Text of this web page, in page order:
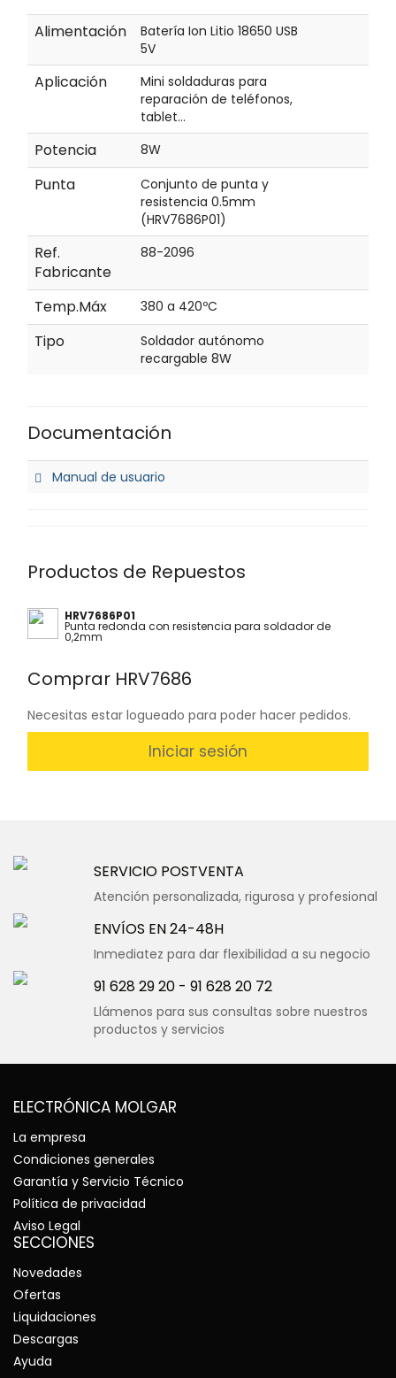
Alimentación
Batería Ion Litio 18650 USB
5V
Aplicación
Mini soldaduras para
reparación de teléfonos,
tablet...
Potencia 8W
Punta
Conjunto de punta y
resistencia 0.5mm
(HRV7686P01)
Ref.
Fabricante
88-2096
Temp.Máx 380 a 420ºC
Tipo
Soldador autónomo
recargable 8W
Documentación
Manual de usuario
Productos de Repuestos
HRV7686P01
Punta redonda con resistencia para soldador de
0,2mm
Comprar HRV7686
Necesitas estar logueado para poder hacer pedidos.
Iniciar sesión
SERVICIO POSTVENTA
Atención personalizada, rigurosa y profesional
ENVÍOS EN 24-48H
Inmediatez para dar flexibilidad a su negocio
91 628 29 20- 91 628 20 72
Llámenos para sus consultas sobre nuestros
productos y servicios
ELECTRÓNICA MOLGAR
La empresa
Condiciones generales
Garantía y Servicio Técnico
Política de privacidad
Aviso Legal
SECCIONES
Novedades
Ofertas
Liquidaciones
Descargas
Ayuda